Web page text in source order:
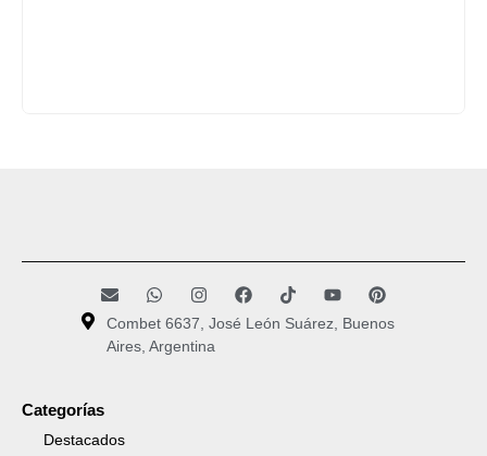
Combet 6637, José León Suárez, Buenos
Aires, Argentina
Categorías
Destacados